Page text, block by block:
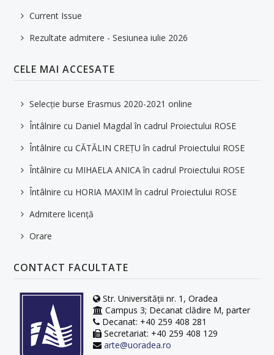
Current Issue
Rezultate admitere - Sesiunea iulie 2026
CELE MAI ACCESATE
Selecție burse Erasmus 2020-2021 online
Întâlnire cu Daniel Magdal în cadrul Proiectului ROSE
Întâlnire cu CĂTĂLIN CREȚU în cadrul Proiectului ROSE
Întâlnire cu MIHAELA ANICA în cadrul Proiectului ROSE
Întâlnire cu HORIA MAXIM în cadrul Proiectului ROSE
Admitere licență
Orare
CONTACT FACULTATE
Str. Universității nr. 1, Oradea
Campus 3; Decanat clădire M, parter
Decanat: +40 259 408 281
Secretariat: +40 259 408 129
arte@uoradea.ro